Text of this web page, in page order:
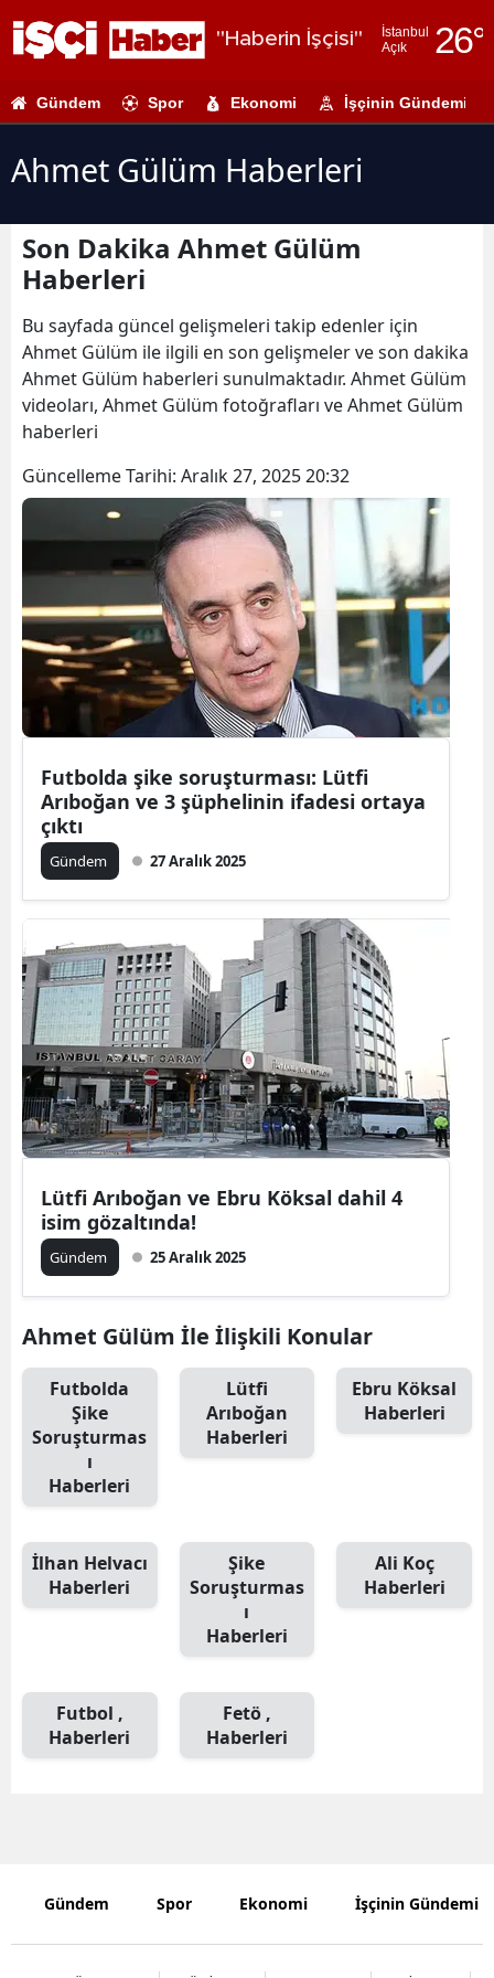
"Haberin İşçisi"
İstanbul
Açık
26°
Adıyaman
Antalya
Artvin
Bilecik
Bingöl
Bitlis
Bolu
Burdur
Bursa
Denizli
Elazığ
Erzincan
Erzurum
Hakkari
Hatay
İstanbul
Gündem Spor Ekonomi İşçinin Gündemi
Ahmet Gülüm Haberleri
Son Dakika Ahmet Gülüm
Haberleri
Bu sayfada güncel gelişmeleri takip edenler için
Ahmet Gülüm ile ilgili en son gelişmeler ve son dakika
Ahmet Gülüm haberleri sunulmaktadır. Ahmet Gülüm
videoları, Ahmet Gülüm fotoğrafları ve Ahmet Gülüm
haberleri
Güncelleme Tarihi: Aralık 27, 2025 20:32
Futbolda şike soruşturması: Lütfi
Arıboğan ve 3 şüphelinin ifadesi ortaya
çıktı
Gündem 27 Aralık 2025
Lütfi Arıboğan ve Ebru Köksal dahil 4
isim gözaltında!
Gündem 25 Aralık 2025
Ahmet Gülüm İle İlişkili Konular
Futbolda
Şike
Soruşturmas
ı
Haberleri
Lütfi
Arıboğan
Haberleri
Ebru Köksal
Haberleri
İlhan Helvacı
Haberleri
Şike
Soruşturmas
ı
Haberleri
Ali Koç
Haberleri
Futbol ,
Haberleri
Fetö ,
Haberleri
Gündem Spor Ekonomi İşçinin Gündemi